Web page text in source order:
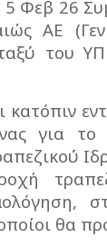
Φεβ 26
ΑΕ
του
κατόπιν
για
θα